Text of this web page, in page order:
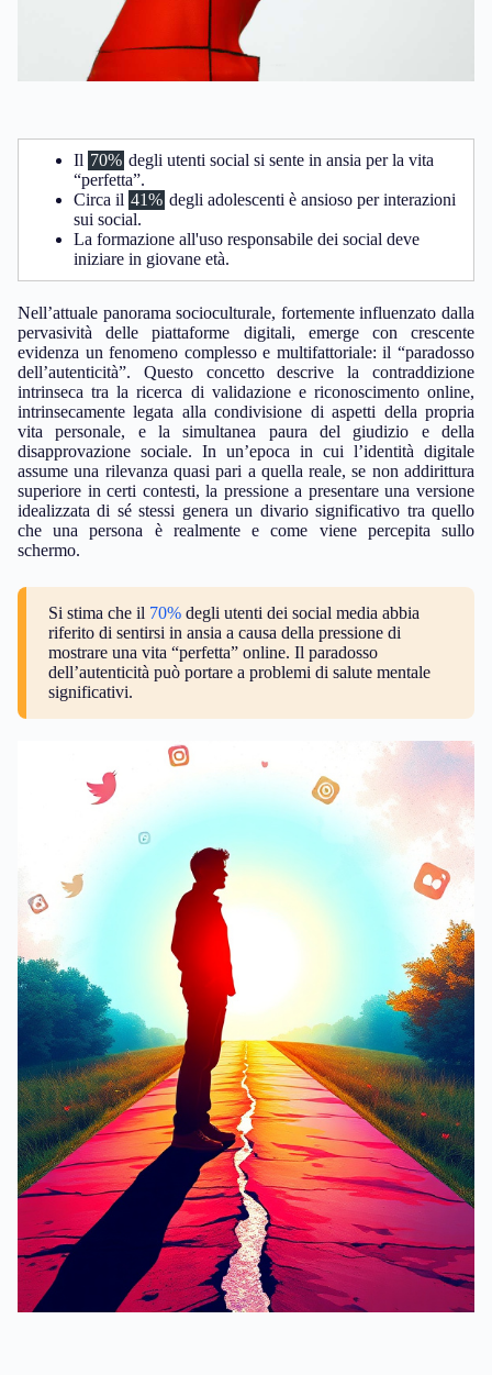
Il 70% degli utenti social si sente in ansia per la vita
“perfetta”.
Circa il 41% degli adolescenti è ansioso per interazioni
sui social.
La formazione all'uso responsabile dei social deve
iniziare in giovane età.
Nell’attuale panorama socioculturale, fortemente influenzato dalla
pervasività delle piattaforme digitali, emerge con crescente
evidenza un fenomeno complesso e multifattoriale: il “paradosso
dell’autenticità”. Questo concetto descrive la contraddizione
intrinseca tra la ricerca di validazione e riconoscimento online,
intrinsecamente legata alla condivisione di aspetti della propria
vita personale, e la simultanea paura del giudizio e della
disapprovazione sociale. In un’epoca in cui l’identità digitale
assume una rilevanza quasi pari a quella reale, se non addirittura
superiore in certi contesti, la pressione a presentare una versione
idealizzata di sé stessi genera un divario significativo tra quello
che una persona è realmente e come viene percepita sullo
schermo.
Si stima che il 70% degli utenti dei social media abbia
riferito di sentirsi in ansia a causa della pressione di
mostrare una vita “perfetta” online. Il paradosso
dell’autenticità può portare a problemi di salute mentale
significativi.